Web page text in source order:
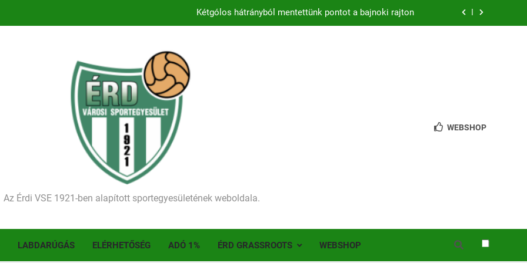
Kétgólos hátrányból mentettünk pontot a bajnoki rajton
Történelmet írt az I. Érdi Football Fesztivál – több mint 200 játékos lépett pályára Érden
Ellenfelünk visszalépése miatt játék nélkül jutottunk tovább a MOL Magyar Kupában
Kezdődik a 2026–2027-es szezon – hazai pályán rajtol az Érdi VSE!
Történelmet írt az I. Érdi Football Fesztivál – több mint 200 játékos lépett pályára Érden
Az Érdi VSE 1921-ben alapított sportegyesületének weboldala.
WEBSHOP
LABDARÚGÁS ELÉRHETŐSÉG ADÓ 1% ÉRD GRASSROOTS WEBSHOP